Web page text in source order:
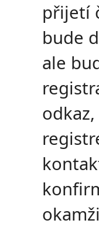
přijetí
bude
ale